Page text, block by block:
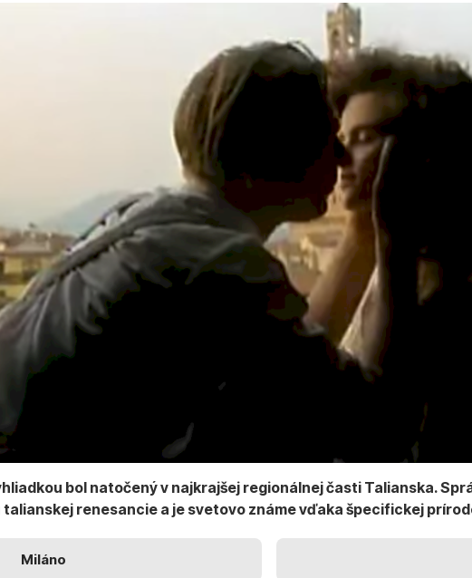
bol natočený v najkrajšej regionálnej časti Talianska.
talianskej renesancie a je svetovo známe vďaka špecifickej
Miláno